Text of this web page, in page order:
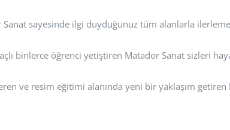
sayesinde ilgi duyduğunuz tüm alanlarla
binlerce öğrenci yetiştiren Matador Sanat sizleri
ve resim eğitimi alanında yeni bir yaklaşım